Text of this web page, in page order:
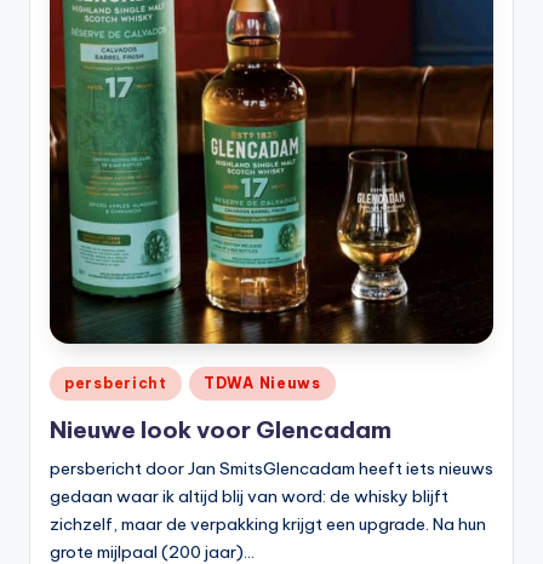
Geplaatst
in
persbericht TDWA Nieuws
Nieuwe look voor Glencadam
persbericht door Jan SmitsGlencadam heeft iets nieuws
gedaan waar ik altijd blij van word: de whisky blijft
zichzelf, maar de verpakking krijgt een upgrade. Na hun
grote mijlpaal (200 jaar)…